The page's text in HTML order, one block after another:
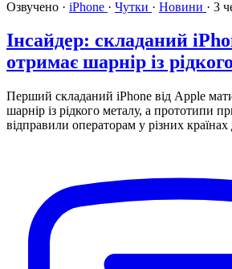
Озвучено · iPhone · Чутки · Новини · 3
Інсайдер: складаний
отримає шарнір із
Перший складаний iPhone від Apple
шарнір із рідкого металу, а прототипи
відправили операторам у різних країнах